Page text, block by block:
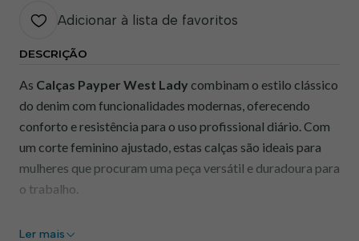
Adicionar à lista de favoritos
DESCRIÇÃO
As Calças Payper West Lady combinam o estilo clássico
do denim com funcionalidades modernas, oferecendo
conforto e resistência para o uso profissional diário. Com
um corte feminino ajustado, estas calças são ideais para
mulheres que procuram uma peça versátil e duradoura para
o trabalho.
Ler mais